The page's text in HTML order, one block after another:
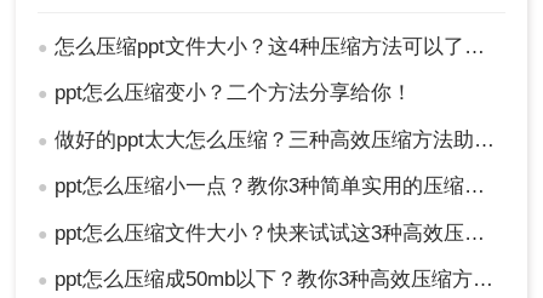
● 怎么压缩ppt文件大小？这4种压缩方法可以了解下！
● ppt怎么压缩变小？二个方法分享给你！
● 做好的ppt太大怎么压缩？三种高效压缩方法助你轻松减负!
● ppt怎么压缩小一点？教你3种简单实用的压缩方法!
● ppt怎么压缩文件大小？快来试试这3种高效压缩方法！
● ppt怎么压缩成50mb以下？教你3种高效压缩方法！